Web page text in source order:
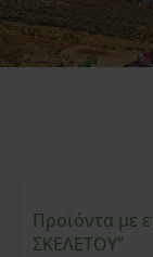
Προϊόντα με
ΣΚΕΛΕΤΟΥ”